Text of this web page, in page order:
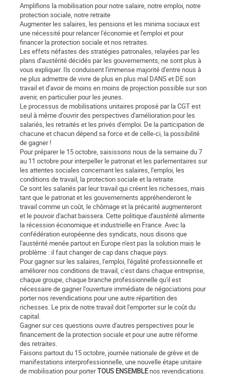
Amplifions la mobilisation pour notre salaire, notre emploi, notre
protection sociale, notre retraite
Augmenter les salaires, les pensions et les minima sociaux est
une nécessité pour relancer l'économie et l'emploi et pour
financer la protection sociale et nos retraites.
Les effets néfastes des stratégies patronales, relayées par les
plans d'austérité décidés par les gouvernements, ne sont plus à
vous expliquer. Ils conduisent l'immense majorité d'entre nous à
ne plus admettre de vivre de plus en plus mal DANS et DE son
travail et d'avoir de moins en moins de projection possible sur son
avenir, en particulier pour les jeunes.
Le processus de mobilisations unitaires proposé par la CGT est
seul à même d'ouvrir des perspectives d'amélioration pour les
salariés, les retraités et les privés d'emploi. De la participation de
chacune et chacun dépend sa force et de celle-ci, la possibilité
de gagner !
Pour préparer le 15 octobre, saisissons nous de la semaine du 7
au 11 octobre pour interpeller le patronat et les parlementaires sur
les attentes sociales concernant les salaires, l'emploi, les
conditions de travail, la protection sociale et la retraite.
Ce sont les salariés par leur travail qui créent les richesses, mais
tant que le patronat et les gouvernements appréhenderont le
travail comme un coût, le chômage et la précarité augmenteront
et le pouvoir d'achat baissera. Cette politique d'austérité alimente
la récession économique et industrielle en France. Avec la
confédération européenne des syndicats, nous disons que
l'austérité menée partout en Europe n'est pas la solution mais le
problème : il faut changer de cap dans chaque pays.
Pour gagner sur les salaires, l'emploi, l'égalité professionnelle et
améliorer nos conditions de travail, c'est dans chaque entreprise,
chaque groupe, chaque branche professionnelle qu'il est
nécessaire de gagner l'ouverture immédiate de négociations pour
porter nos revendications pour une autre répartition des
richesses. Le prix de notre travail doit l'emporter sur le coût du
capital.
Gagner sur ces questions ouvre d'autres perspectives pour le
financement de la protection sociale et pour une autre réforme
des retraites.
Faisons partout du 15 octobre, journée nationale de grève et de
manifestations interprofessionnelle, une nouvelle étape unitaire
de mobilisation pour porterTOUS ENSEMBLEnos revendications.